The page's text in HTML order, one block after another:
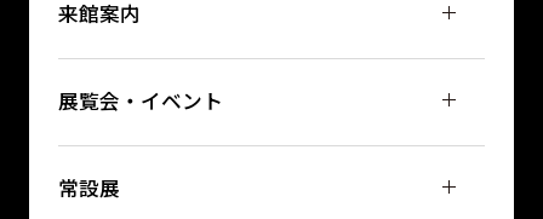
来館案内
展覧会・イベント
常設展